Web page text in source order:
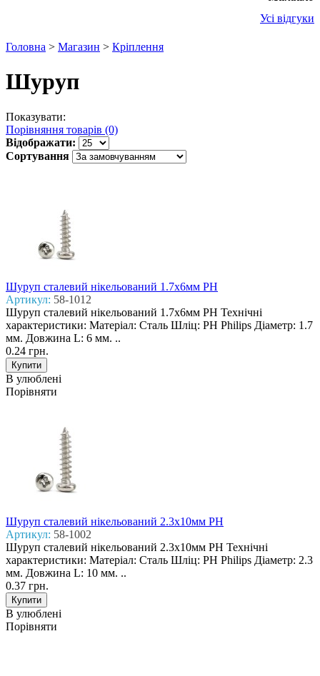
Усі відгуки
Головна > Магазин > Кріплення
Шуруп
Показувати:
Порівняння товарів (0)
Відображати:
Сортування
Шуруп сталевий нікельований 1.7x6мм PH
Артикул: 58-1012
Шуруп сталевий нікельований 1.7x6мм PH Технічні
характеристики: Матеріал: Сталь Шліц: PH Philips Діаметр: 1.7
мм. Довжина L: 6 мм. ..
0.24 грн.
В улюблені
Порівняти
Шуруп сталевий нікельований 2.3x10мм PH
Артикул: 58-1002
Шуруп сталевий нікельований 2.3x10мм PH Технічні
характеристики: Матеріал: Сталь Шліц: PH Philips Діаметр: 2.3
мм. Довжина L: 10 мм. ..
0.37 грн.
В улюблені
Порівняти